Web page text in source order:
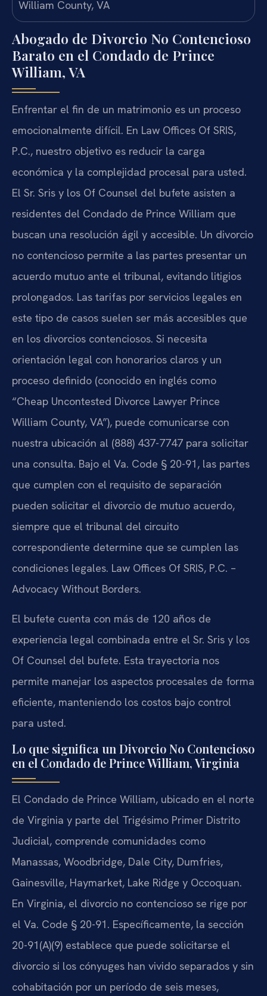
Abogado de Divorcio No Contencioso
Barato en el Condado de Prince
William, VA
Enfrentar el fin de un matrimonio es un proceso
emocionalmente difícil. En Law Offices Of SRIS,
P.C., nuestro objetivo es reducir la carga
económica y la complejidad procesal para usted.
El Sr. Sris y los Of Counsel del bufete asisten a
residentes del Condado de Prince William que
buscan una resolución ágil y accesible. Un divorcio
no contencioso permite a las partes presentar un
acuerdo mutuo ante el tribunal, evitando litigios
prolongados. Las tarifas por servicios legales en
este tipo de casos suelen ser más accesibles que
en los divorcios contenciosos. Si necesita
orientación legal con honorarios claros y un
proceso definido (conocido en inglés como
“Cheap Uncontested Divorce Lawyer Prince
William County, VA”), puede comunicarse con
nuestra ubicación al (888) 437-7747 para solicitar
una consulta. Bajo el Va. Code § 20-91, las partes
que cumplen con el requisito de separación
pueden solicitar el divorcio de mutuo acuerdo,
siempre que el tribunal del circuito
correspondiente determine que se cumplen las
condiciones legales. Law Offices Of SRIS, P.C. –
Advocacy Without Borders.
El bufete cuenta con más de 120 años de
experiencia legal combinada entre el Sr. Sris y los
Of Counsel del bufete. Esta trayectoria nos
permite manejar los aspectos procesales de forma
eficiente, manteniendo los costos bajo control
para usted.
Lo que significa un Divorcio No Contencioso
en el Condado de Prince William, Virginia
El Condado de Prince William, ubicado en el norte
de Virginia y parte del Trigésimo Primer Distrito
Judicial, comprende comunidades como
Manassas, Woodbridge, Dale City, Dumfries,
Gainesville, Haymarket, Lake Ridge y Occoquan.
En Virginia, el divorcio no contencioso se rige por
el Va. Code § 20-91. Específicamente, la sección
20-91(A)(9) establece que puede solicitarse el
divorcio si los cónyuges han vivido separados y sin
cohabitación por un período de seis meses,